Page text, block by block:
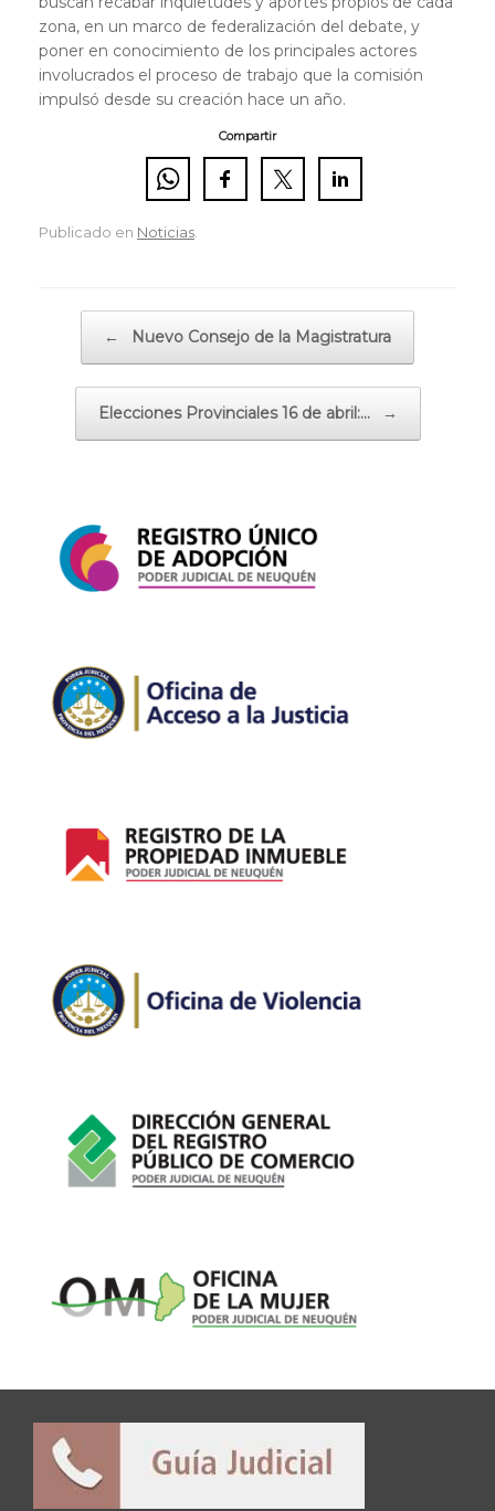
zona, en un marco de federalización del debate, y
poner en conocimiento de los principales actores
involucrados el proceso de trabajo que la comisión
impulsó desde su creación hace un año.
Compartir
Publicado en Noticias
← Nuevo Consejo de la Magistratura
Elecciones Provinciales 16 de abril:… →